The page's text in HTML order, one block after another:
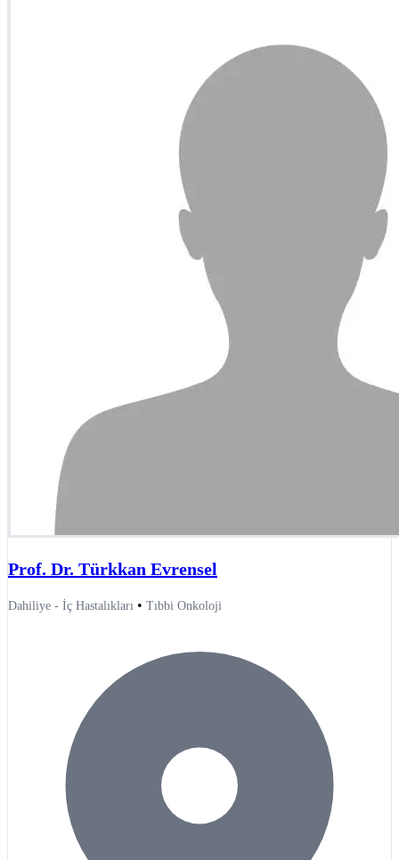
Prof. Dr. Türkkan Evrensel
Dahiliye - İç Hastalıkları • Tıbbi Onkoloji